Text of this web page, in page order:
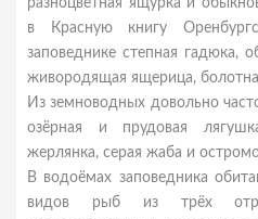
разноцветная ящурка и
в Красную книгу
заповеднике степная гадюка,
живородящая ящерица,
Из земноводных довольно
озёрная и прудовая
жерлянка, серая жаба и
В водоёмах заповедника
видов рыб из трёх